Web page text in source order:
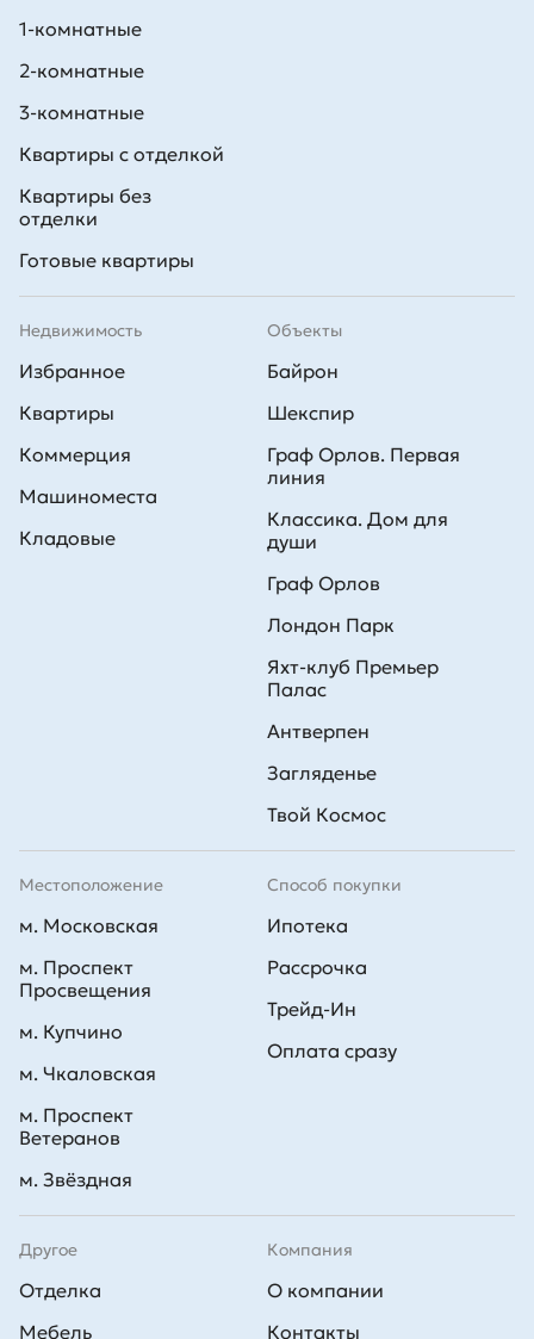
1-комнатные
2-комнатные
3-комнатные
Квартиры с отделкой
Квартиры без
отделки
Готовые квартиры
Недвижимость
Избранное
Квартиры
Коммерция
Машиноместа
Кладовые
Способ покупки
Ипотека
Рассрочка
Трейд-Ин
Оплата сразу
Объекты
Байрон
Шекспир
Граф Орлов. Первая
линия
Классика. Дом для
души
Граф Орлов
Лондон Парк
Яхт-клуб Премьер
Палас
Антверпен
Загляденье
Твой Космос
Другое
Отделка
Мебель
Компания
О компании
Контакты
Местоположение
м. Московская
м. Проспект
Просвещения
м. Купчино
м. Чкаловская
м. Проспект
Ветеранов
м. Звёздная